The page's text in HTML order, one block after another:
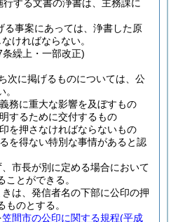
行する文書の浄書は、主務課に
る事案にあっては、浄書した原
ければならない。
繰上・一部改正)
次に掲げるものについては、公
務に重大な影響を及ぼすもの
するために交付するもの
を押さなければならないもの
を得ない特別な事情があると認
市長が別に定める場合において
とができる。
は、発信者名の下部に公印の押
のとする。
笠間市の公印に関する規程(平成